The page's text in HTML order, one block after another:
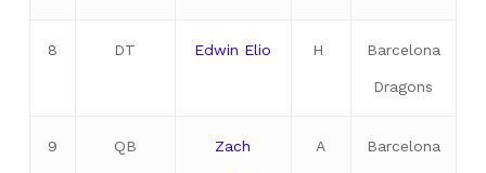
8 DT Edwin Elio H Barcelona
Dragons
9 QB Zach A Barcelona